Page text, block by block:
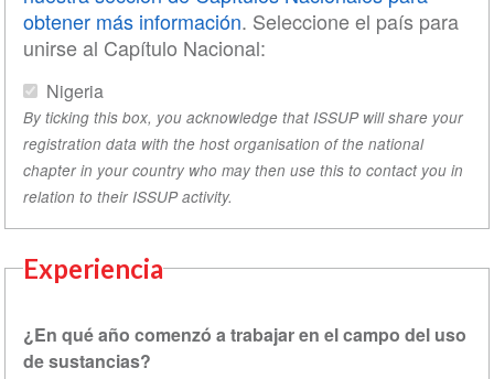
obtener más información. Seleccione el país para
unirse al Capítulo Nacional:
Nigeria
By ticking this box, you acknowledge that ISSUP will share your
registration data with the host organisation of the national
chapter in your country who may then use this to contact you in
relation to their ISSUP activity.
Experiencia
¿En qué año comenzó a trabajar en el campo del uso
de sustancias?